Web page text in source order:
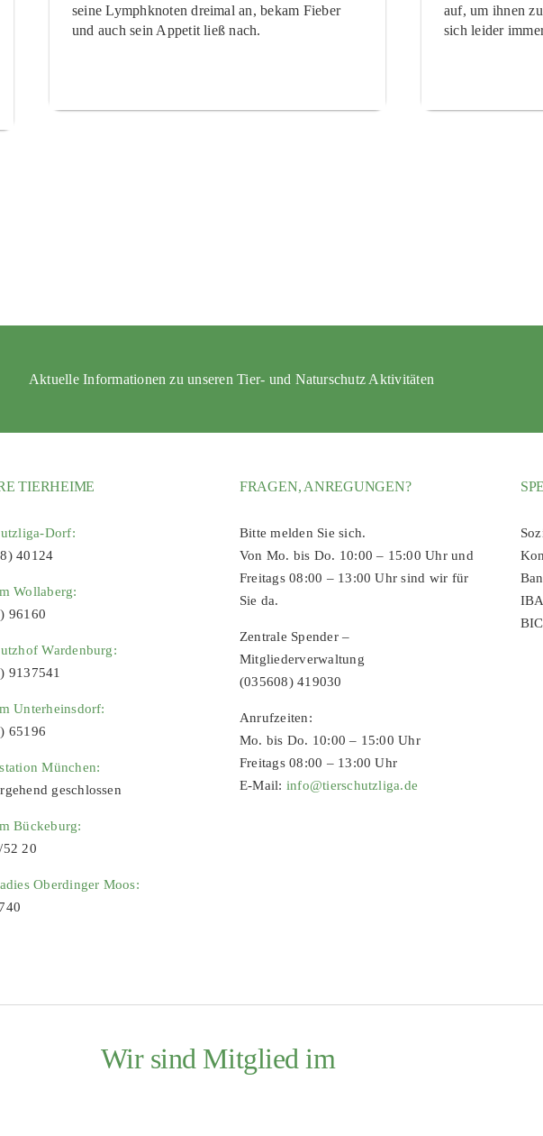
seine Lymphknoten dreimal an, bekam Fieber
und auch sein Appetit ließ nach.
auf, um ihnen
sich leider
Aktuelle Informationen zu unseren Tier- und Naturschutz Aktivitäten
TIERHEIME
Dorf:
40124
Wollaberg:
96160
Wardenburg:
9137541
Unterheinsdorf:
65196
München:
geschlossen
Bückeburg:
52 20
Oberdinger Moos:
FRAGEN, ANREGUNGEN?
Bitte melden Sie sich.
Von Mo. bis Do. 10:00 – 15:00 Uhr und
Freitags 08:00 – 13:00 Uhr sind wir für
Sie da.
Zentrale Spender –
Mitgliederverwaltung
(035608) 419030
Anrufzeiten:
Mo. bis Do. 10:00 – 15:00 Uhr
Freitags 08:00 – 13:00 Uhr
E-Mail: info@tierschutzliga.de
Wir sind Mitglied im